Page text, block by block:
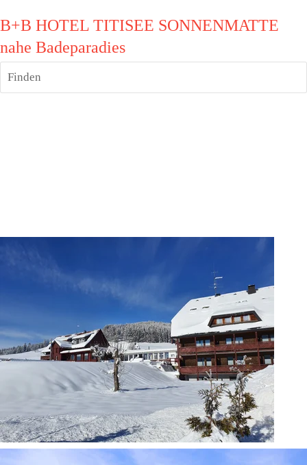
B+B HOTEL TITISEE SONNENMATTE
nahe Badeparadies
Finden